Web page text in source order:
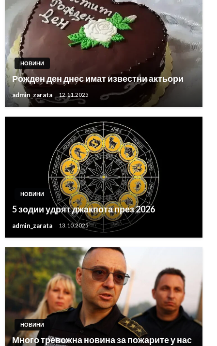
НОВИНИ
Рожден ден днес имат известни актьори
admin_zarata 12.11.2025
НОВИНИ
5 зодии удрят джакпота през 2026
admin_zarata 13.10.2025
НОВИНИ
Много тревожна новина за пожарите у нас